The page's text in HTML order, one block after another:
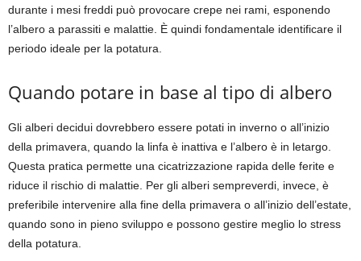
durante i mesi freddi può provocare crepe nei rami, esponendo
l’albero a parassiti e malattie. È quindi fondamentale identificare il
periodo ideale per la potatura.
Quando potare in base al tipo di albero
Gli alberi decidui dovrebbero essere potati in inverno o all’inizio
della primavera, quando la linfa è inattiva e l’albero è in letargo.
Questa pratica permette una cicatrizzazione rapida delle ferite e
riduce il rischio di malattie. Per gli alberi sempreverdi, invece, è
preferibile intervenire alla fine della primavera o all’inizio dell’estate,
quando sono in pieno sviluppo e possono gestire meglio lo stress
della potatura.